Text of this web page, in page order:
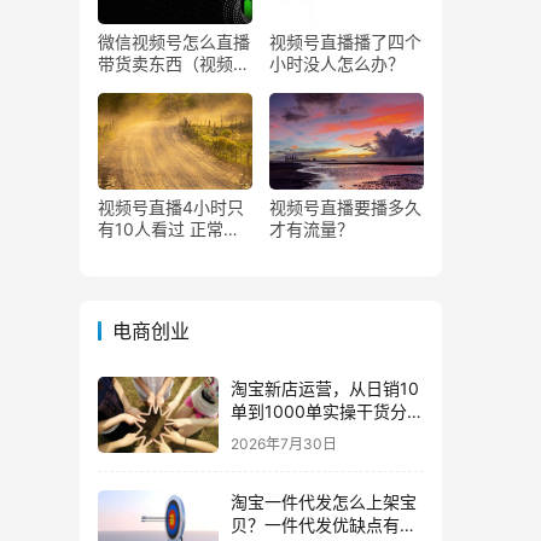
微信视频号怎么直播
带货卖东西（视频号
视频号直播播了四个
小时没人怎么办？
视频号直播4小时只
有10人看过 正常
视频号直播要播多久
才有流量？
电商创业
淘宝新店运营，从日销10
单到1000单实操干货分
享！
2026年7月30日
淘宝一件代发怎么上架宝
贝？一件代发优缺点有哪